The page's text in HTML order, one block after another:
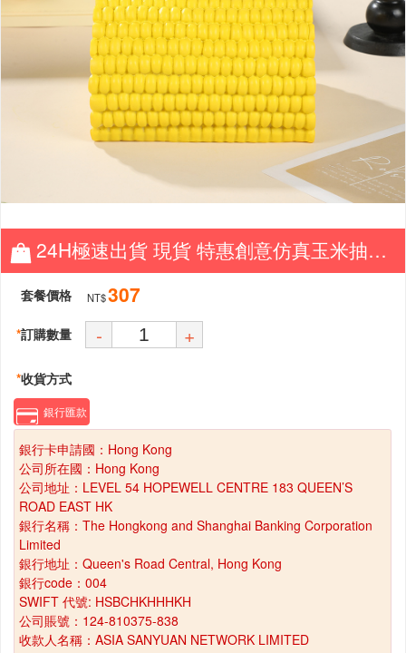
24H極速出貨 現貨 特惠創意仿真玉米抽紙盒客廳家用紙巾盒車用茶几桌面擺件搞怪個性擺件
套餐價格 NT$307
訂購數量
* - +
收貨方式
*
銀行匯款
銀行卡申請國：Hong Kong
公司所在國：Hong Kong
公司地址：LEVEL 54 HOPEWELL CENTRE 183 QUEEN’S
ROAD EAST HK
銀行名稱：The Hongkong and Shanghai Banking Corporation
Limited
銀行地址：Queen's Road Central, Hong Kong
銀行code：004
SWIFT 代號: HSBCHKHHHKH
公司賬號：124-810375-838
收款人名稱：ASIA SANYUAN NETWORK LIMITED